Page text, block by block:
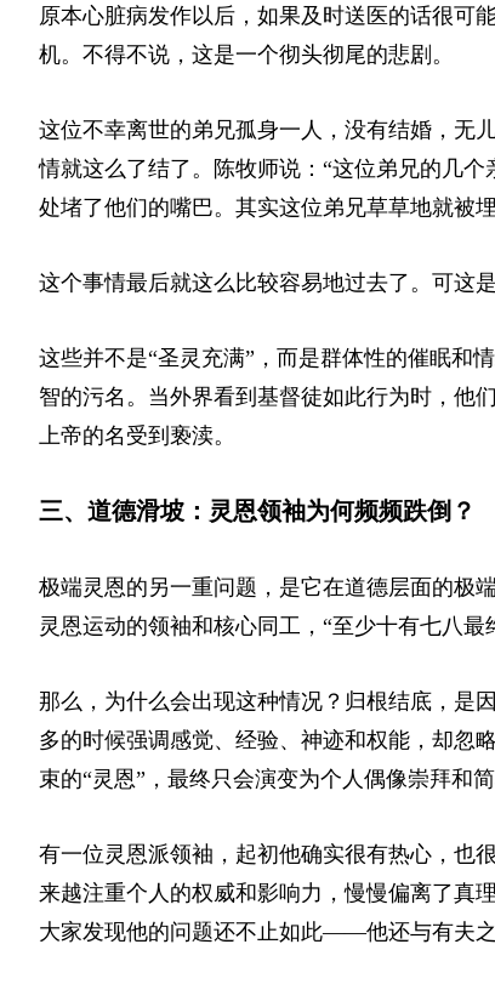
原本心脏病发作以后，如果及时送医的话很可
机。不得不说，这是一个彻头彻尾的悲剧。
这位不幸离世的弟兄孤身一人，没有结婚，无
情就这么了结了。陈牧师说：“这位弟兄的几
处堵了他们的嘴巴。其实这位弟兄草草地就被
这个事情最后就这么比较容易地过去了。可这
这些并不是“圣灵充满”，而是群体性的催眠和
智的污名。当外界看到基督徒如此行为时，他
上帝的名受到亵渎。
三、道德滑坡：灵恩领袖为何频频跌倒？
极端灵恩的另一重问题，是它在道德层面的极
灵恩运动的领袖和核心同工，“至少十有七八最
那么，为什么会出现这种情况？归根结底，是
多的时候强调感觉、经验、神迹和权能，却忽
束的“灵恩”，最终只会演变为个人偶像崇拜和
有一位灵恩派领袖，起初他确实很有热心，也
来越注重个人的权威和影响力，慢慢偏离了真
大家发现他的问题还不止如此——他还与有夫